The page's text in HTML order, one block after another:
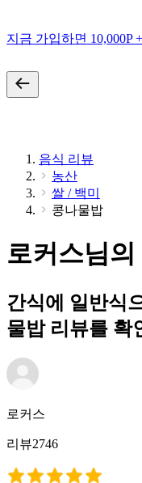
지금 가입하면 10,000P
음식 리뷰
농산
쌀 / 백미
콩나물밥
로커스님
간식에 일반식
물밥 리뷰를 확
로커스
리뷰2746